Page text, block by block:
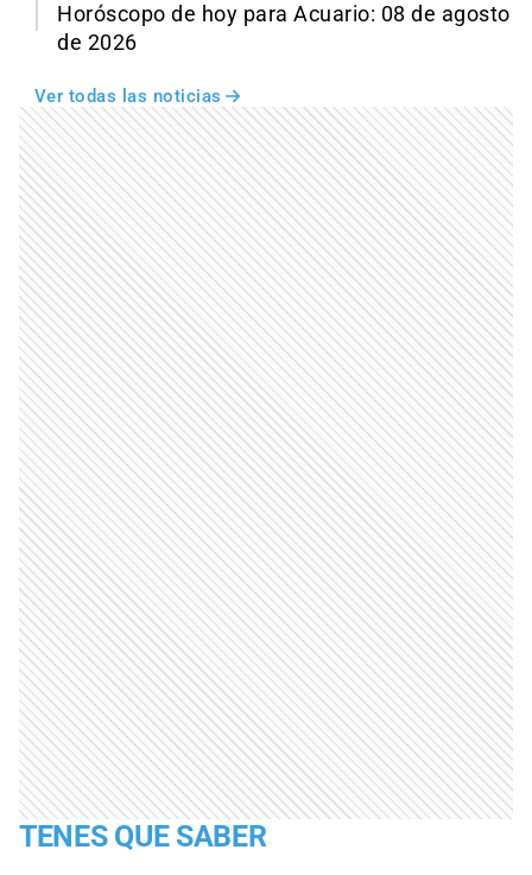
Horóscopo de hoy para Acuario: 08 de agosto
de 2026
Ver todas las noticias
TENES QUE SABER